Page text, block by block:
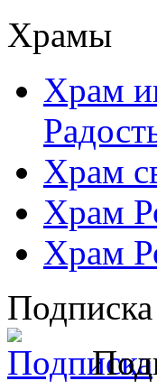
Храмы
Храм
Храм
Храм
Храм
Подписка